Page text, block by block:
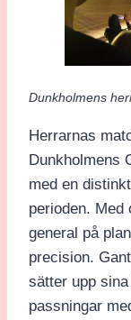
Dunkholmens
Herrarnas
Dunkholmens
med en
perioden. Med
general på
precision.
sätter upp
passningar